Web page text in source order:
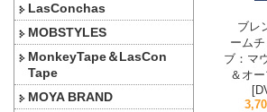
LasConchas
MOBSTYLES
MonkeyTape＆LasCon
Tape
MOYA BRAND
ブレ
ーム
ブ：マ
＆オ